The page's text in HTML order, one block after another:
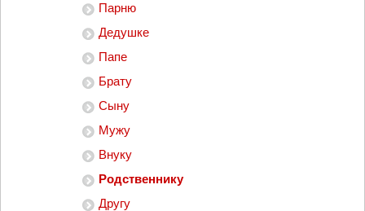
Парню
Дедушке
Папе
Брату
Сыну
Мужу
Внуку
Родственнику
Другу